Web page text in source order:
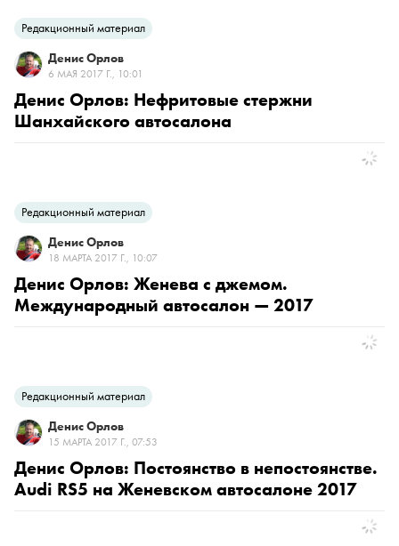
Редакционный материал
Денис Орлов
6 МАЯ 2017 Г., 10:01
Денис Орлов: Нефритовые стержни
Шанхайского автосалона
Редакционный материал
Денис Орлов
18 МАРТА 2017 Г., 10:07
Денис Орлов: Женева с джемом.
Международный автосалон — 2017
Редакционный материал
Денис Орлов
15 МАРТА 2017 Г., 07:53
Денис Орлов: Постоянство в непостоянстве.
Audi RS5 на Женевском автосалоне 2017